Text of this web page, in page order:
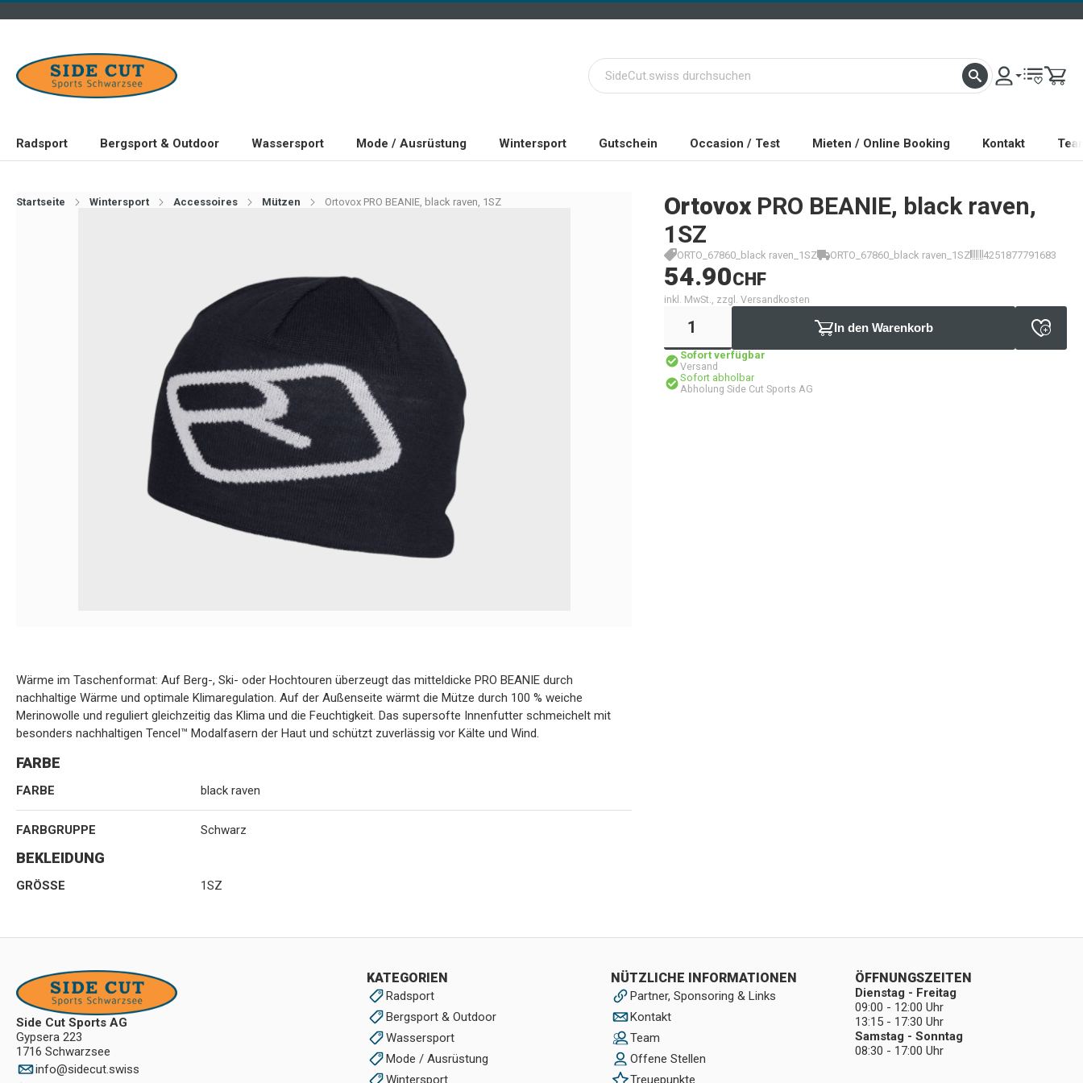
Radsport Bergsport & Outdoor Wassersport Mode / Ausrüstung Wintersport Gutschein Occasion / Test Mieten / Online Booking Kontakt
Startseite Wintersport Accessoires Mützen Ortovox PRO BEANIE, black raven, 1SZ Ortovox PRO BEANIE, black raven,
1SZ
ORTO_67860_black raven_1SZ ORTO_67860_black raven_1SZ 4251877791683
54.90CHF
inkl. MwSt., zzgl. Versandkosten
In den Warenkorb
Sofort verfügbar
Versand
Sofort abholbar
Abholung Side Cut Sports AG
Wärme im Taschenformat: Auf Berg-, Ski- oder Hochtouren überzeugt das mitteldicke PRO BEANIE durch
nachhaltige Wärme und optimale Klimaregulation. Auf der Außenseite wärmt die Mütze durch 100 % weiche
Merinowolle und reguliert gleichzeitig das Klima und die Feuchtigkeit. Das supersofte Innenfutter schmeichelt mit
besonders nachhaltigen Tencel™ Modalfasern der Haut und schützt zuverlässig vor Kälte und Wind.
FARBE
FARBE black raven
FARBGRUPPE Schwarz
BEKLEIDUNG
GRÖSSE 1SZ
Side Cut Sports AG
Gypsera 223
1716 Schwarzsee
info@sidecut.swiss
KATEGORIEN
Radsport
Bergsport & Outdoor
Wassersport
Mode / Ausrüstung
Wintersport
NÜTZLICHE INFORMATIONEN
Partner, Sponsoring & Links
Kontakt
Team
Offene Stellen
Treuepunkte
ÖFFNUNGSZEITEN
Dienstag - Freitag
09:00 - 12:00 Uhr
13:15 - 17:30 Uhr
Samstag - Sonntag
08:30 - 17:00 Uhr